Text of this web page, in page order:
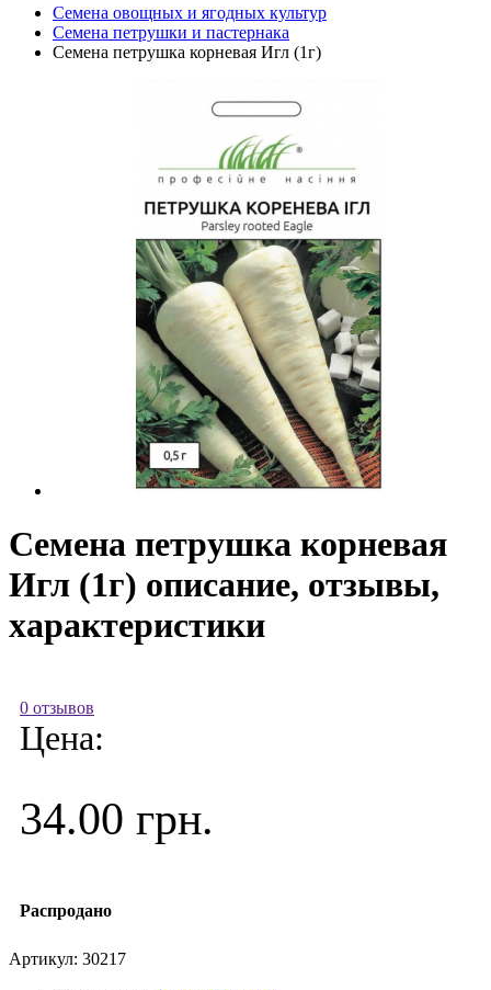
Семена овощных и ягодных культур
Семена петрушки и пастернака
Семена петрушка корневая Игл (1г)
Семена петрушка корневая
Игл (1г) описание, отзывы,
характеристики
0 отзывов
Цена:
34.00 грн.
Распродано
Артикул: 30217